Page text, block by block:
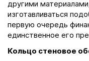
другими
изготавливаться
первую очередь
единственное его
Кольцо стеновое